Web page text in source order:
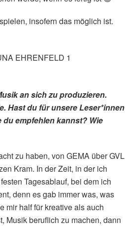
insofern das möglich ist.
an sich zu produzieren.
Hast du für unsere Leser*innen
empfehlen kannst? Wie
zu haben, von GEMA über GVL
Kram. In der Zeit, in der ich
Tagesablauf, bei dem ich
denn es gab immer was, was
mir half für kreative als auch
Musik beruflich zu machen, dann